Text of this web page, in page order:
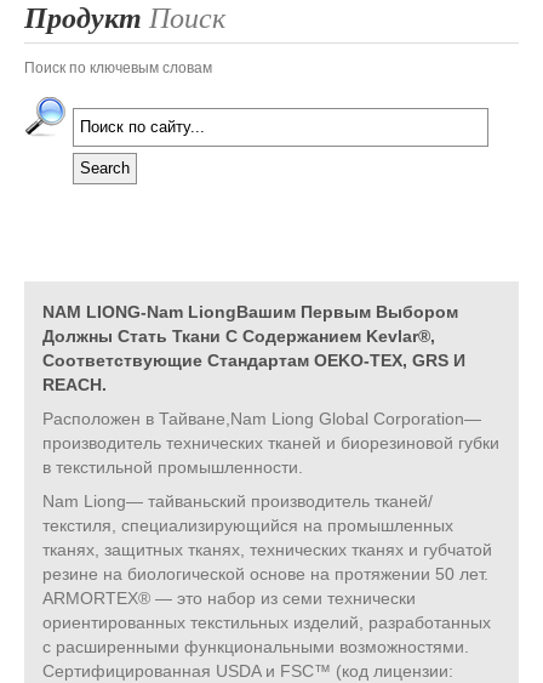
Продукт Поиск
Поиск по ключевым словам
NAM LIONG-Nam LiongВашим Первым Выбором
Должны Стать Ткани С Содержанием Kevlar®,
Соответствующие Стандартам OEKO-TEX, GRS И
REACH.
Расположен в Тайване,Nam Liong Global Corporation—
производитель технических тканей и биорезиновой губки
в текстильной промышленности.
Nam Liong— тайваньский производитель тканей/
текстиля, специализирующийся на промышленных
тканях, защитных тканях, технических тканях и губчатой ​​
резине на биологической основе на протяжении 50 лет.
ARMORTEX® — это набор из семи технически
ориентированных текстильных изделий, разработанных
с расширенными функциональными возможностями.
Сертифицированная USDA и FSC™ (код лицензии: